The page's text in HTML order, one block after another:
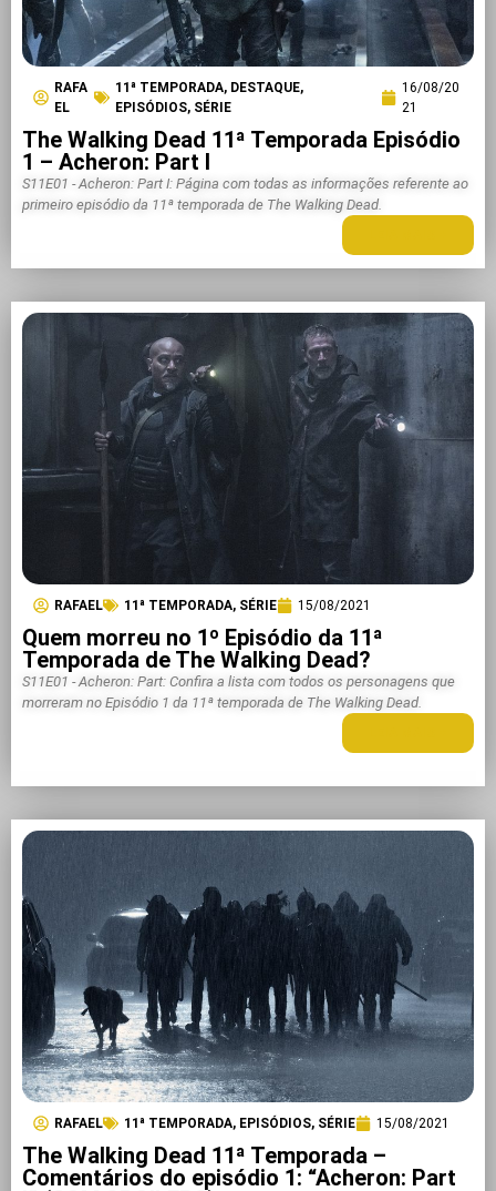
RAFA
EL
11ª TEMPORADA, DESTAQUE,
EPISÓDIOS, SÉRIE
16/08/20
21
The Walking Dead 11ª Temporada Episódio
1 – Acheron: Part I
S11E01 - Acheron: Part I: Página com todas as informações referente ao
primeiro episódio da 11ª temporada de The Walking Dead.
RAFAEL 11ª TEMPORADA, SÉRIE 15/08/2021
Quem morreu no 1º Episódio da 11ª
Temporada de The Walking Dead?
S11E01 - Acheron: Part: Confira a lista com todos os personagens que
morreram no Episódio 1 da 11ª temporada de The Walking Dead.
RAFAEL 11ª TEMPORADA, EPISÓDIOS, SÉRIE 15/08/2021
The Walking Dead 11ª Temporada –
Comentários do episódio 1: “Acheron: Part